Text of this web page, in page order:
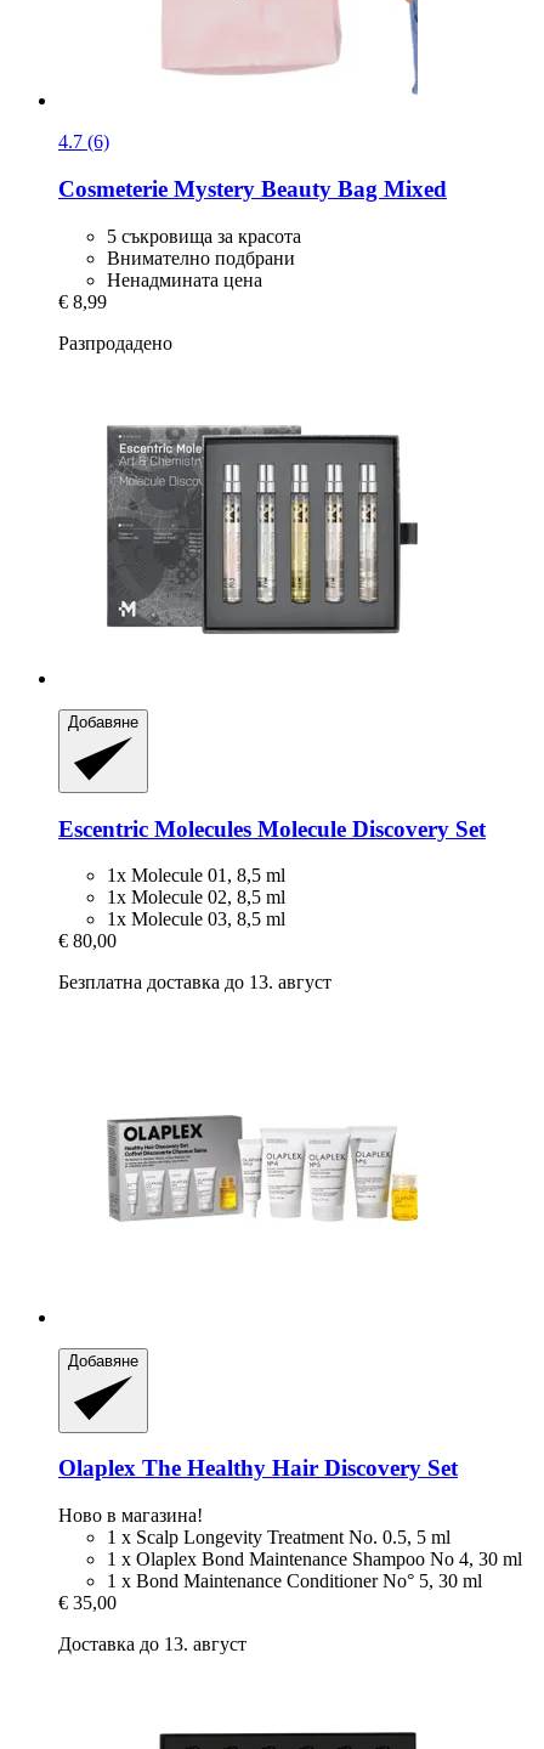
4.7 (6)
Cosmeterie Mystery Beauty Bag Mixed
5 съкровища за красота
Внимателно подбрани
Ненадмината цена
€ 8,99
Разпродадено
Добавяне
Escentric Molecules Molecule Discovery Set
1x Molecule 01, 8,5 ml
1x Molecule 02, 8,5 ml
1x Molecule 03, 8,5 ml
€ 80,00
Безплатна доставка до 13. август
Добавяне
Olaplex The Healthy Hair Discovery Set
Ново в магазина!
1 x Scalp Longevity Treatment No. 0.5, 5 ml
1 x Olaplex Bond Maintenance Shampoo No 4, 30 ml
1 x Bond Maintenance Conditioner No° 5, 30 ml
€ 35,00
Доставка до 13. август